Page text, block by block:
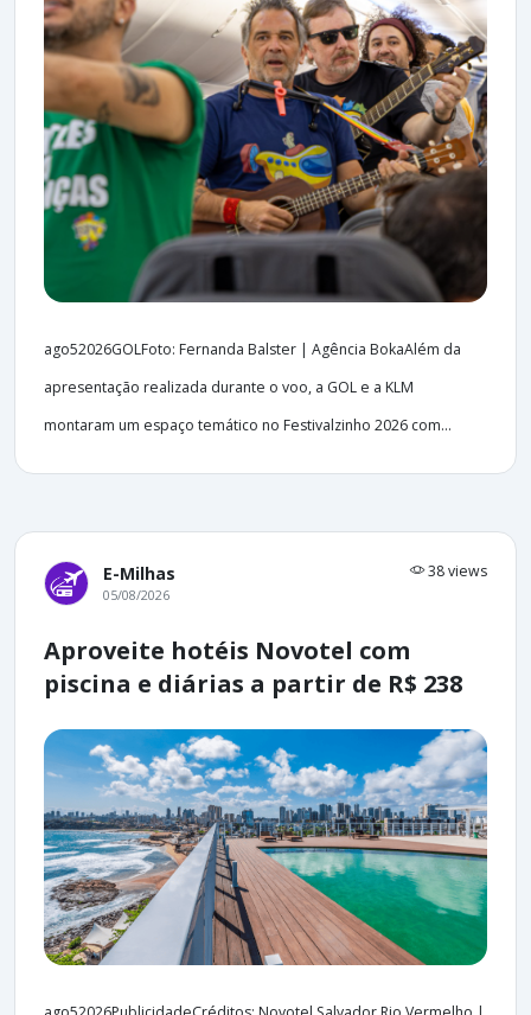
ago52026GOLFoto: Fernanda Balster | Agência BokaAlém da
apresentação realizada durante o voo, a GOL e a KLM
montaram um espaço temático no Festivalzinho 2026 com...
E-Milhas 38 views
05/08/2026
Aproveite hotéis Novotel com
piscina e diárias a partir de R$ 238